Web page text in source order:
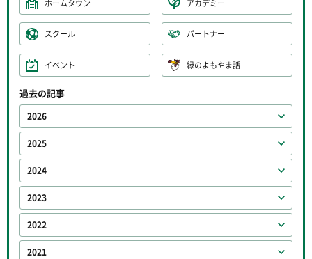
ホームタウン アカデミー
スクール パートナー
イベント 緑のよもやま話
過去の記事
2026
2025
2024
2023
2022
2021